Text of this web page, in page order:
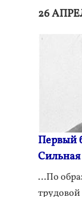
26
Первый
…По